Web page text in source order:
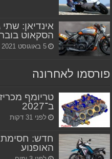
אינדיאן:
הסקאוט בובר
5 באוגוסט 2021
פורסמו לאחרונה
ב־2027
לפני 31 דקות
חדש: חסימת
האופנוע